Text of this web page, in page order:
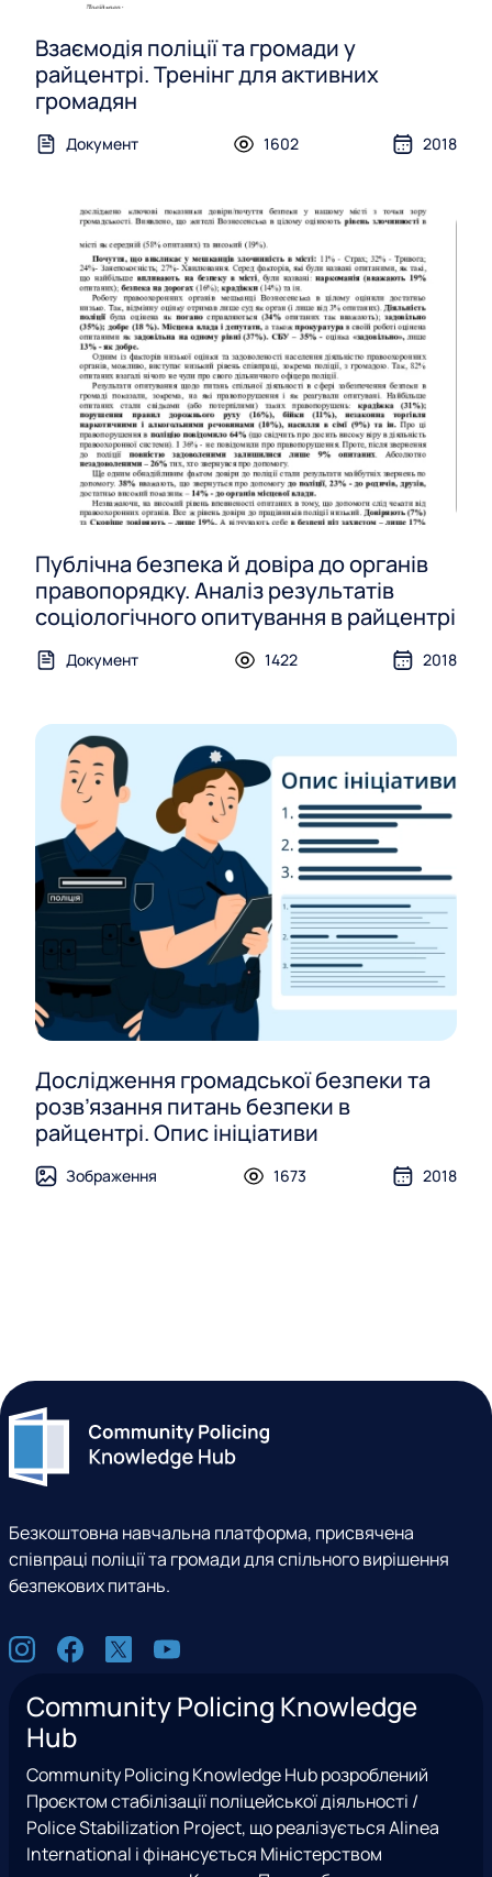
Взаємодія поліції та громади у
райцентрі. Тренінг для активних
громадян
Документ 1602 2018
Публічна безпека й довіра до органів
правопорядку. Аналіз результатів
соціологічного опитування в райцентрі
Документ 1422 2018
Дослідження громадської безпеки та
розв’язання питань безпеки в
райцентрі. Опис ініціативи
Зображення 1673 2018
Безкоштовна навчальна платформа, присвячена
співпраці поліції та громади для спільного вирішення
безпекових питань.
С
оI
s
a
g
a
F
c
e
b
o
o
k
X
e
T
w
i
t
Y
u
u
b
e
Community Policing Knowledge
Hub
Community Policing Knowledge Hub розроблений
Проєктом стабілізації поліцейської діяльності /
Police Stabilization Project, що реалізується Alinea
International і фінансується Міністерством